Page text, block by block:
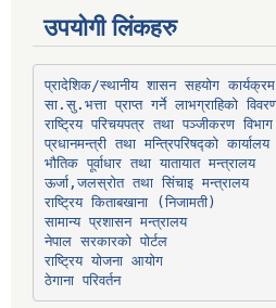
उपयोगी लिंकहरु
प्रादेशिक/स्थानीय शासन सहयोग कार्यक्रम
राष्ट्रिय परिचयपत्र तथा पञ्‍जीकरण विभाग
प्रधानमन्त्री तथा मन्त्रिपरिषद्को कार्यालय
भौतिक पूर्वाधार तथा यातायात मन्त्रालय
ऊर्जा,जलस्रोत तथा सिंचाइ मन्त्रालय
सामान्य प्रशासन मन्त्रालय
नेपाल सरकारको पोर्टल
राष्ट्रिय योजना आयोग
ठेगाना परिवर्तन